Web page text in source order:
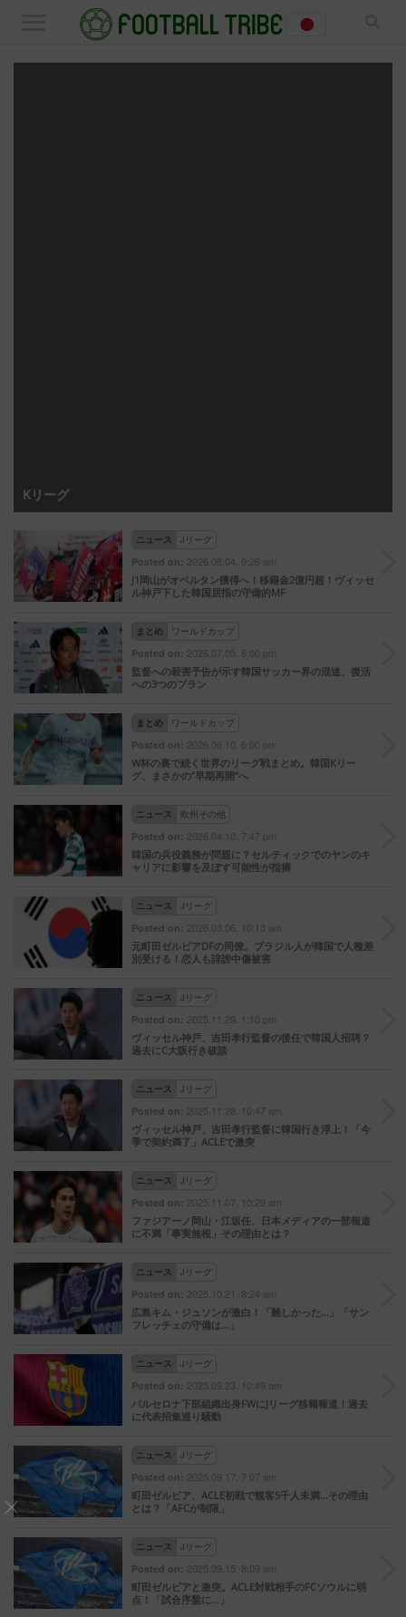
Kリーグ
ニュース Jリーグ
Posted on: 2026.08.04. 9:26 am
J1岡山がオベルタン獲得へ！移籍金2億円超！ヴィッセ
ル神戸下した韓国屈指の守備的MF
まとめ ワールドカップ
Posted on: 2026.07.05. 6:00 pm
監督への殺害予告が示す韓国サッカー界の混迷、復活
への3つのプラン
まとめ ワールドカップ
Posted on: 2026.06.10. 6:00 pm
W杯の裏で続く世界のリーグ戦まとめ。韓国Kリー
グ、まさかの”早期再開”へ
ニュース 欧州その他
Posted on: 2026.04.10. 7:47 pm
韓国の兵役義務が問題に？セルティックでのヤンのキ
ャリアに影響を及ぼす可能性が指摘
ニュース Jリーグ
Posted on: 2026.03.06. 10:13 am
元町田ゼルビアDFの同僚。ブラジル人が韓国で人種差
別受ける！恋人も誹謗中傷被害
ニュース Jリーグ
Posted on: 2025.11.29. 1:10 pm
ヴィッセル神戸、吉田孝行監督の後任で韓国人招聘？
過去にC大阪行き破談
ニュース Jリーグ
Posted on: 2025.11.28. 10:47 am
ヴィッセル神戸、吉田孝行監督に韓国行き浮上！「今
季で契約満了」ACLEで激突
ニュース Jリーグ
Posted on: 2025.11.07. 10:29 am
ファジアーノ岡山・江坂任、日本メディアの一部報道
に不満「事実無根」その理由とは？
ニュース Jリーグ
Posted on: 2025.10.21. 8:24 am
広島キム・ジュソンが激白！「難しかった…」「サン
フレッチェの守備は…」
ニュース Jリーグ
Posted on: 2025.09.23. 10:49 am
バルセロナ下部組織出身FWにJリーグ移籍報道！過去
に代表招集巡り騒動
ニュース Jリーグ
Posted on: 2025.09.17. 7:07 am
町田ゼルビア、ACLE初戦で観客5千人未満…その理由
とは？「AFCが制限」
ニュース Jリーグ
Posted on: 2025.09.15. 8:09 am
町田ゼルビアと激突。ACLE対戦相手のFCソウルに弱
点！「試合序盤に…」